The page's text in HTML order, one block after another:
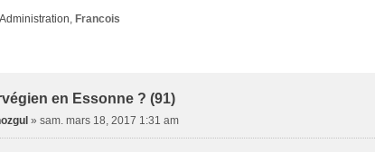
, Francois
en Essonne ? (91)
» sam. mars 18, 2017 1:31 am